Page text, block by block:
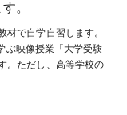
。
で自学自習します。
ぶ映像授業「大学受験
。ただし、高等学校の